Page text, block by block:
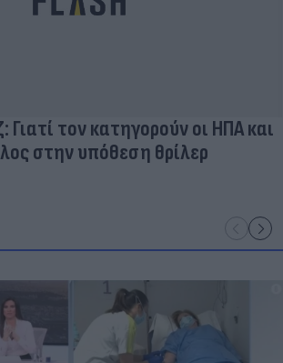
Γιατί τον κατηγορούν οι ΗΠΑ και
στην υπόθεση θρίλερ